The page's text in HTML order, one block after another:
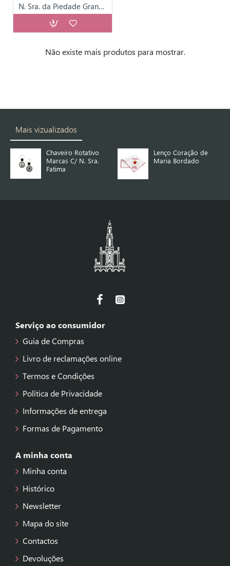
N. Sra. da Piedade Grande (Acab. Bronze)
Não existe mais produtos para mostrar.
Mais vizualizados
Chaveiro Rotativo
Marcas C/ N. Sra.
Fatima
Lenço Coração de
Maria Bordado
Serviço ao consumidor
Guia de Compras
Livro de reclamações online
Termos e Condições
Política de Privacidade
Informações de entrega
Formas de Pagamento
A minha conta
Minha conta
Histórico
Newsletter
Mapa do site
Contactos
Devoluções